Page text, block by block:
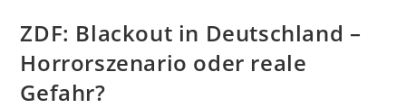
Gelernter
Moorschützer
Natürlich
Auch
Als
Staatssekretär
ZDF: Blackout in Deutschland –
Horrorszenario oder reale
Gefahr?